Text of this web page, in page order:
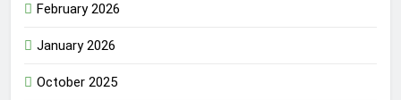
February 2026
January 2026
October 2025